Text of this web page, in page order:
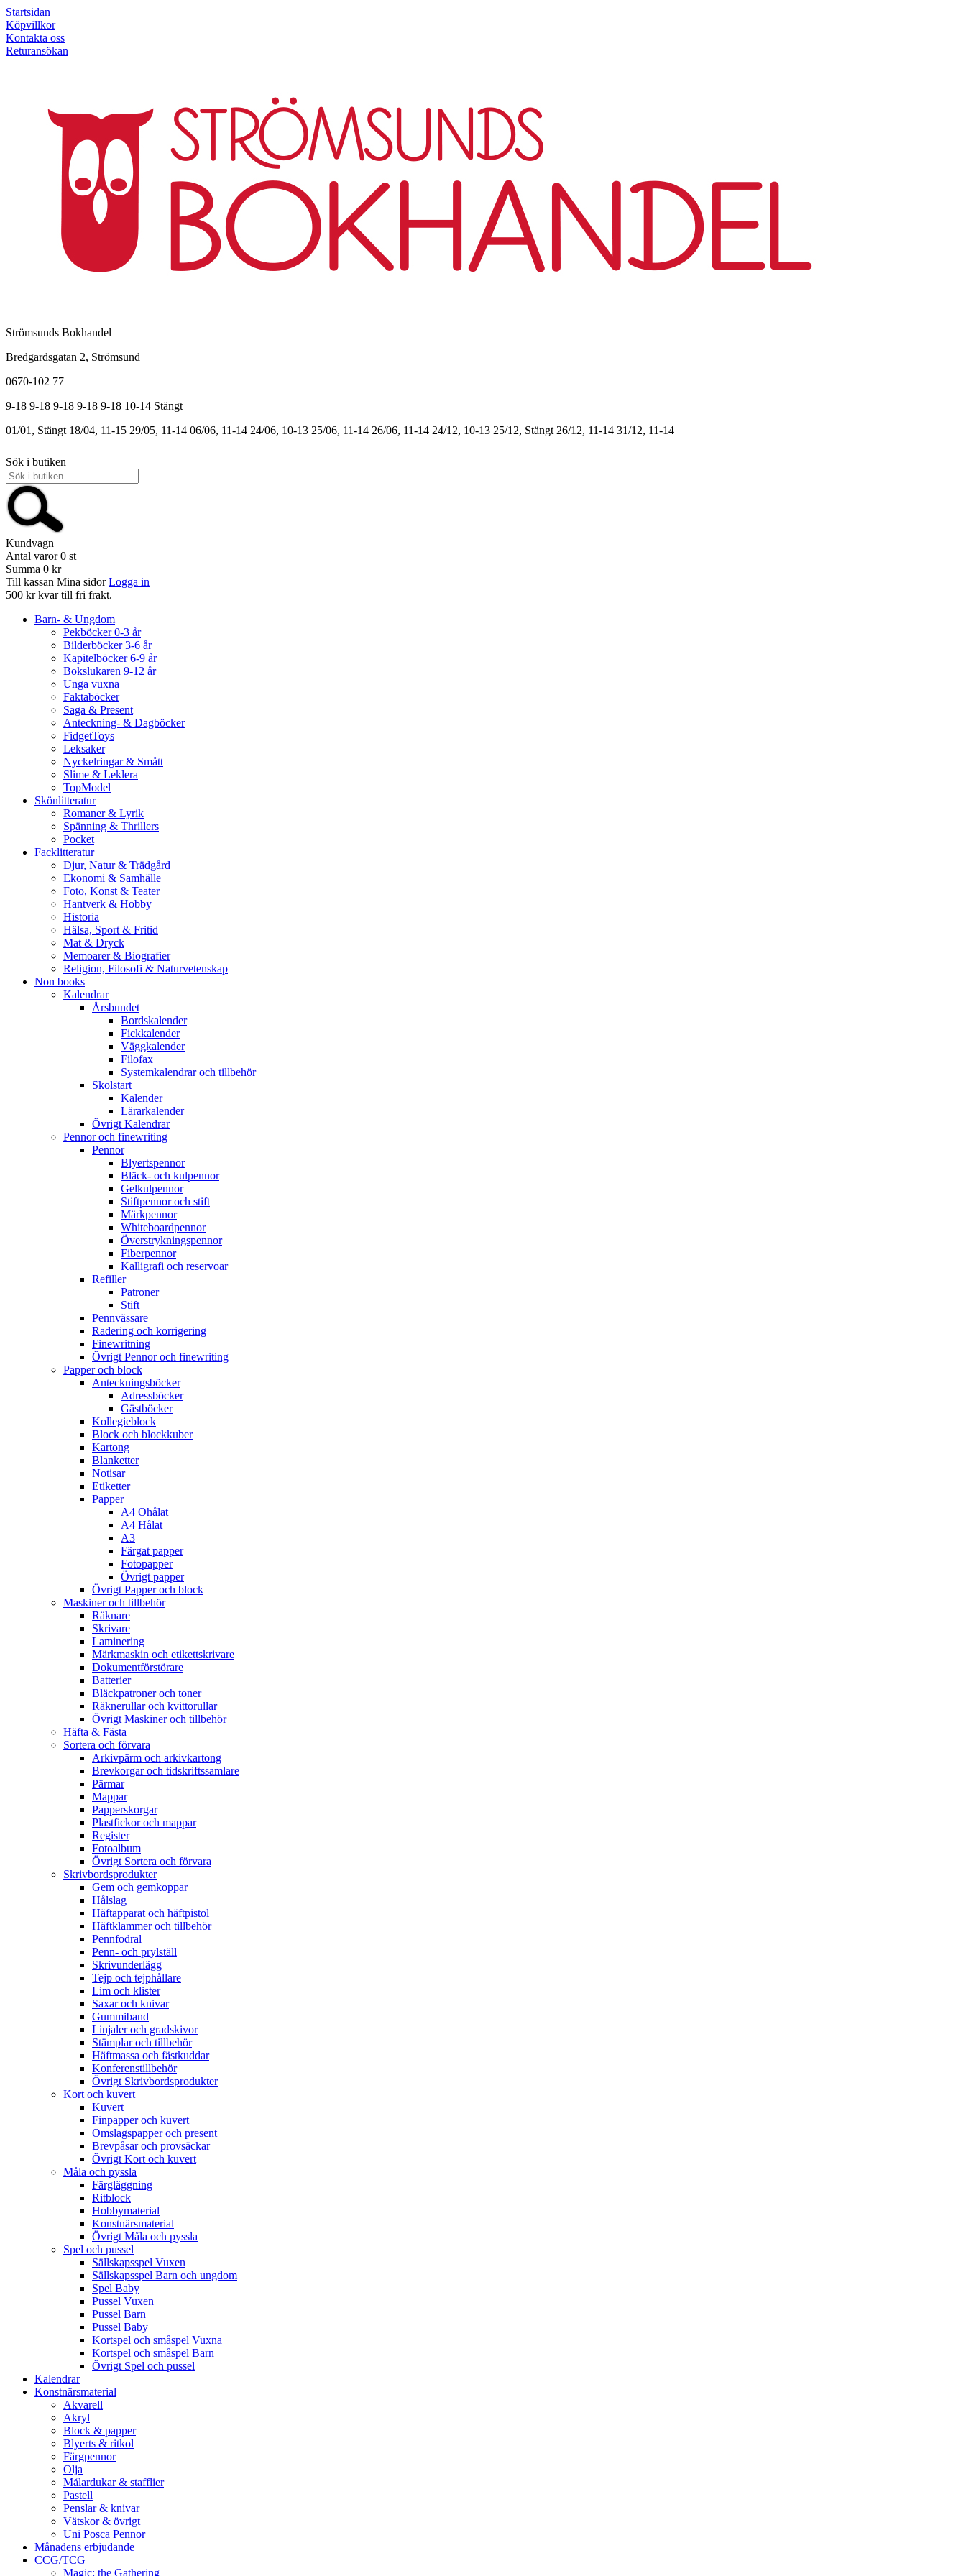
Startsidan
Köpvillkor
Kontakta oss
Returansökan
Strömsunds Bokhandel
Bredgardsgatan 2, Strömsund
0670-102 77
9-18 9-18 9-18 9-18 9-18 10-14 Stängt
01/01, Stängt 18/04, 11-15 29/05, 11-14 06/06, 11-14 24/06, 10-13 25/06, 11-14 26/06, 11-14 24/12, 10-13 25/12, Stängt 26/12, 11-14 31/12, 11-14
Sök i butiken
Kundvagn
Antal varor 0 st
Summa 0 kr
Till kassan Mina sidor Logga in
500 kr kvar till fri frakt.
Barn- & Ungdom
Pekböcker 0-3 år
Bilderböcker 3-6 år
Kapitelböcker 6-9 år
Bokslukaren 9-12 år
Unga vuxna
Faktaböcker
Saga & Present
Anteckning- & Dagböcker
FidgetToys
Leksaker
Nyckelringar & Smått
Slime & Leklera
TopModel
Skönlitteratur
Romaner & Lyrik
Spänning & Thrillers
Pocket
Facklitteratur
Djur, Natur & Trädgård
Ekonomi & Samhälle
Foto, Konst & Teater
Hantverk & Hobby
Historia
Hälsa, Sport & Fritid
Mat & Dryck
Memoarer & Biografier
Religion, Filosofi & Naturvetenskap
Non books
Kalendrar
Årsbundet
Bordskalender
Fickkalender
Väggkalender
Filofax
Systemkalendrar och tillbehör
Skolstart
Kalender
Lärarkalender
Övrigt Kalendrar
Pennor och finewriting
Pennor
Blyertspennor
Bläck- och kulpennor
Gelkulpennor
Stiftpennor och stift
Märkpennor
Whiteboardpennor
Överstrykningspennor
Fiberpennor
Kalligrafi och reservoar
Refiller
Patroner
Stift
Pennvässare
Radering och korrigering
Finewritning
Övrigt Pennor och finewriting
Papper och block
Anteckningsböcker
Adressböcker
Gästböcker
Kollegieblock
Block och blockkuber
Kartong
Blanketter
Notisar
Etiketter
Papper
A4 Ohålat
A4 Hålat
A3
Färgat papper
Fotopapper
Övrigt papper
Övrigt Papper och block
Maskiner och tillbehör
Räknare
Skrivare
Laminering
Märkmaskin och etikettskrivare
Dokumentförstörare
Batterier
Bläckpatroner och toner
Räknerullar och kvittorullar
Övrigt Maskiner och tillbehör
Häfta & Fästa
Sortera och förvara
Arkivpärm och arkivkartong
Brevkorgar och tidskriftssamlare
Pärmar
Mappar
Papperskorgar
Plastfickor och mappar
Register
Fotoalbum
Övrigt Sortera och förvara
Skrivbordsprodukter
Gem och gemkoppar
Hålslag
Häftapparat och häftpistol
Häftklammer och tillbehör
Pennfodral
Penn- och prylställ
Skrivunderlägg
Tejp och tejphållare
Lim och klister
Saxar och knivar
Gummiband
Linjaler och gradskivor
Stämplar och tillbehör
Häftmassa och fästkuddar
Konferenstillbehör
Övrigt Skrivbordsprodukter
Kort och kuvert
Kuvert
Finpapper och kuvert
Omslagspapper och present
Brevpåsar och provsäckar
Övrigt Kort och kuvert
Måla och pyssla
Färgläggning
Ritblock
Hobbymaterial
Konstnärsmaterial
Övrigt Måla och pyssla
Spel och pussel
Sällskapsspel Vuxen
Sällskapsspel Barn och ungdom
Spel Baby
Pussel Vuxen
Pussel Barn
Pussel Baby
Kortspel och småspel Vuxna
Kortspel och småspel Barn
Övrigt Spel och pussel
Kalendrar
Konstnärsmaterial
Akvarell
Akryl
Block & papper
Blyerts & ritkol
Färgpennor
Olja
Målardukar & stafflier
Pastell
Penslar & knivar
Vätskor & övrigt
Uni Posca Pennor
Månadens erbjudande
CCG/TCG
Magic: the Gathering